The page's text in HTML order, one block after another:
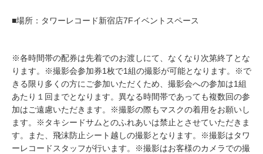
■場所：タワーレコード新宿店7Fイベントスペース
※各時間帯の配券は先着でのお渡しにて、なくなり次第終了とな
ります。※撮影会参加券1枚で1組の撮影が可能となります。※で
きる限り多くの方にご参加いただくため、撮影会への参加は1組
あたり１回までとなります。異なる時間帯であっても複数回の参
加はご遠慮いただきます。※撮影の際もマスクの着用をお願いし
ます。※タキシードサムとのふれあいは禁止とさせていただきま
す。また、飛沫防止シート越しの撮影となります。※撮影はタワ
ーレコードスタッフが行います。※撮影はお客様のカメラでの撮